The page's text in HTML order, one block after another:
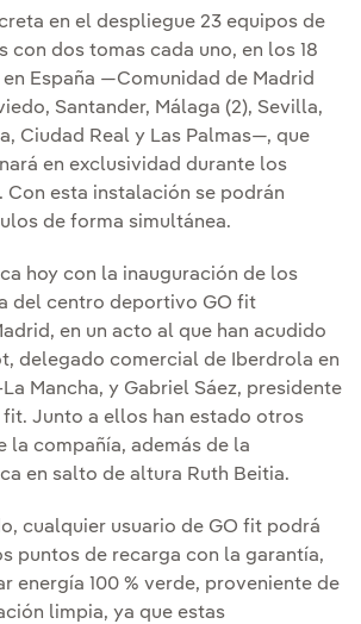
en el despliegue 23 equipos de
con dos tomas cada uno, en los 18
España —Comunidad de Madrid
Santander, Málaga (2), Sevilla,
Ciudad Real y Las Palmas—, que
en exclusividad durante los
Con esta instalación se podrán
de forma simultánea.
hoy con la inauguración de los
del centro deportivo GO fit
en un acto al que han acudido
delegado comercial de Iberdrola en
Mancha, y Gabriel Sáez, presidente
Junto a ellos han estado otros
la compañía, además de la
en salto de altura Ruth Beitia.
cualquier usuario de GO fit podrá
puntos de recarga con la garantía,
energía 100 % verde, proveniente de
limpia, ya que estas